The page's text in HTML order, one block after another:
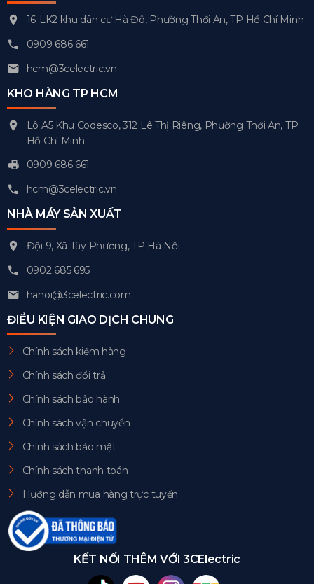
16-LK2 khu dân cư Hà Đô, Phường Thới An, TP Hồ Chí Minh
0909 686 661
hcm@3celectric.vn
KHO HÀNG TP HCM
Lô A5 Khu Codesco, 312 Lê Thị Riêng, Phường Thới An, TP
Hồ Chí Minh
0909 686 661
hcm@3celectric.vn
NHÀ MÁY SẢN XUẤT
Đội 9, Xã Tây Phương, TP Hà Nội
0902 685 695
hanoi@3celectric.com
ĐIỀU KIỆN GIAO DỊCH CHUNG
Chính sách kiểm hàng
Chính sách đổi trả
Chính sách bảo hành
Chính sách vận chuyển
Chính sách bảo mật
Chính sách thanh toán
Hướng dẫn mua hàng trực tuyến
KẾT NỐI THÊM VỚI 3CElectric